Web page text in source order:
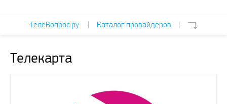
ТелеВопрос.ру | Каталог провайдеров |
Телекарта